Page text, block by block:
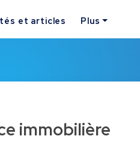
et articles Plus
immobilière